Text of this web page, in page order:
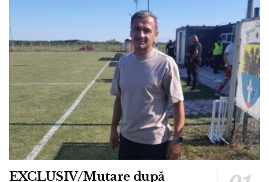
EXCLUSIV/Mutare după